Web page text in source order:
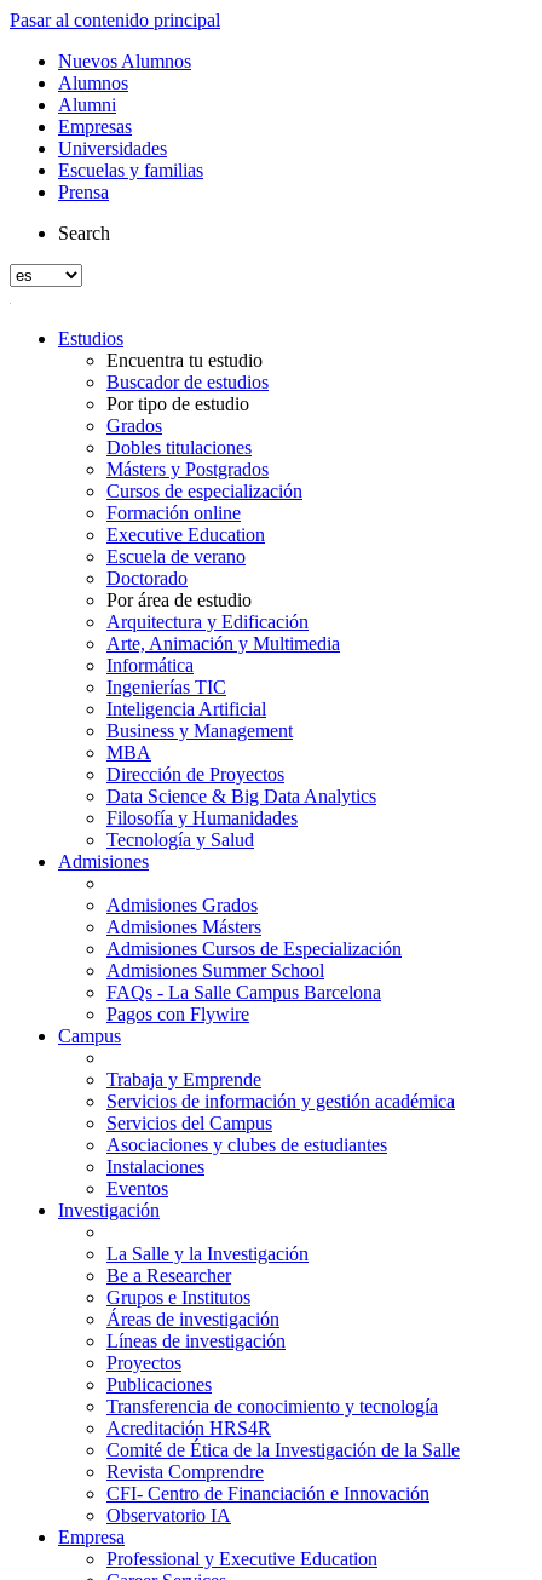
Pasar al contenido principal
Nuevos Alumnos
Alumnos
Alumni
Empresas
Universidades
Escuelas y familias
Prensa
Search
Estudios
Encuentra tu estudio
Buscador de estudios
Por tipo de estudio
Grados
Dobles titulaciones
Másters y Postgrados
Cursos de especialización
Formación online
Executive Education
Escuela de verano
Doctorado
Por área de estudio
Arquitectura y Edificación
Arte, Animación y Multimedia
Informática
Ingenierías TIC
Inteligencia Artificial
Business y Management
MBA
Dirección de Proyectos
Data Science & Big Data Analytics
Filosofía y Humanidades
Tecnología y Salud
Admisiones
Admisiones Grados
Admisiones Másters
Admisiones Cursos de Especialización
Admisiones Summer School
FAQs - La Salle Campus Barcelona
Pagos con Flywire
Campus
Trabaja y Emprende
Servicios de información y gestión académica
Servicios del Campus
Asociaciones y clubes de estudiantes
Instalaciones
Eventos
Investigación
La Salle y la Investigación
Be a Researcher
Grupos e Institutos
Áreas de investigación
Líneas de investigación
Proyectos
Publicaciones
Transferencia de conocimiento y tecnología
Acreditación HRS4R
Comité de Ética de la Investigación de la Salle
Revista Comprendre
CFI- Centro de Financiación e Innovación
Observatorio IA
Empresa
Professional y Executive Education